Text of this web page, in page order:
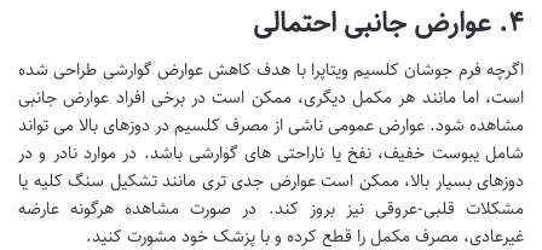
۴. عوارض جانبی احتمالی
اگرچه فرم جوشان کلسیم ویتاپرا با هدف کاهش عوارض گوارشی طراحی شده
است، اما مانند هر مکمل دیگری، ممکن است در برخی افراد عوارض جانبی
مشاهده شود. عوارض عمومی ناشی از مصرف کلسیم در دوزهای بالا می تواند
شامل یبوست خفیف، نفخ یا ناراحتی های گوارشی باشد. در موارد نادر و در
دوزهای بسیار بالا، ممکن است عوارض جدی تری مانند تشکیل سنگ کلیه یا
مشکلات قلبی-عروقی نیز بروز کند. در صورت مشاهده هرگونه عارضه
غیرعادی، مصرف مکمل را قطع کرده و با پزشک خود مشورت کنید.